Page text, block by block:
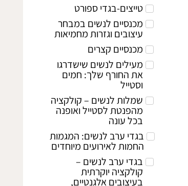
טייצים-בגדי ספורט
מכנסיים לנשים במבחר
עיצובים וגזרות מחמיאות
מכנסיים קצרים
מעילים לנשים שישדרגו
את החורף שלך: חמים
וסטייל
שמלות לנשים – קולקציה
מהפנטת לסטייל ואופנה
בכל עונה
בגדי ערב לנשים: המגמות
החמות לאירועים מיוחדים
בגדי ערב לנשים –
קולקציה יוקרתית
בעיצובים אלגנטיים,